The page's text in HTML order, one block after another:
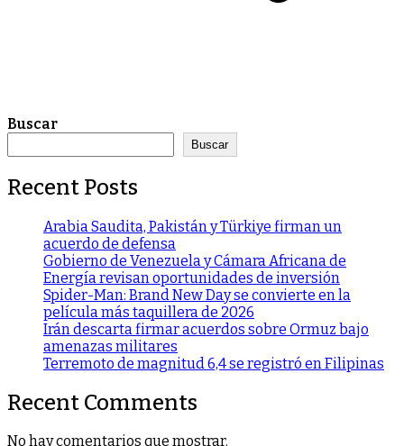
Buscar
Buscar
Recent Posts
Arabia Saudita, Pakistán y Türkiye firman un
acuerdo de defensa
Gobierno de Venezuela y Cámara Africana de
Energía revisan oportunidades de inversión
Spider-Man: Brand New Day se convierte en la
película más taquillera de 2026
Irán descarta firmar acuerdos sobre Ormuz bajo
amenazas militares
Terremoto de magnitud 6,4 se registró en Filipinas
Recent Comments
No hay comentarios que mostrar.